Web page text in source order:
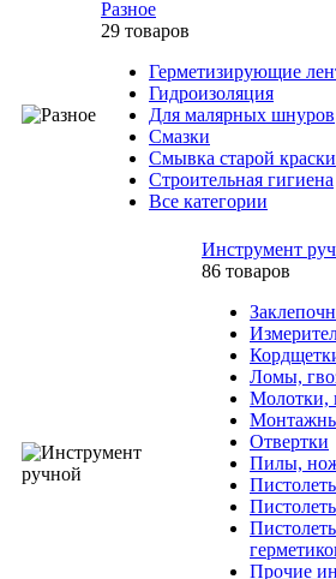
Разное
29 товаров
Герметизирующие
Гидроизоляция
Для малярных шнуров
Смазки
Смывка старой краски
Строительная гигиена
Все категории
Инструмент
86 товаров
Ломы,
Молотки,
Отвертки
Пилы,
Прочие